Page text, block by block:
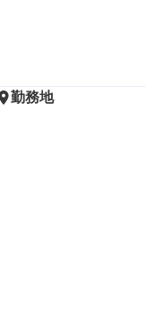
勤務地